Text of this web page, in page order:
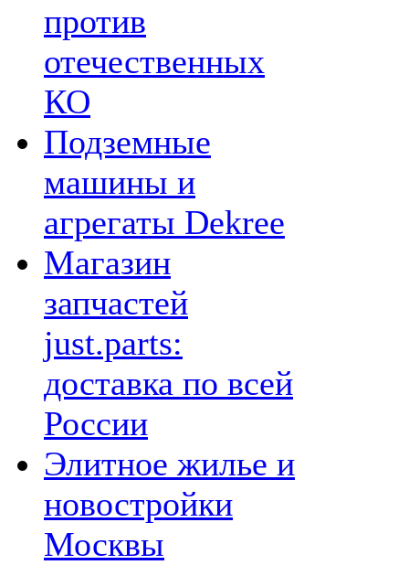
против
отечественных
КО
Подземные
машины и
агрегаты Dekree
Магазин
запчастей
just.parts:
доставка по всей
России
Элитное жилье и
новостройки
Москвы